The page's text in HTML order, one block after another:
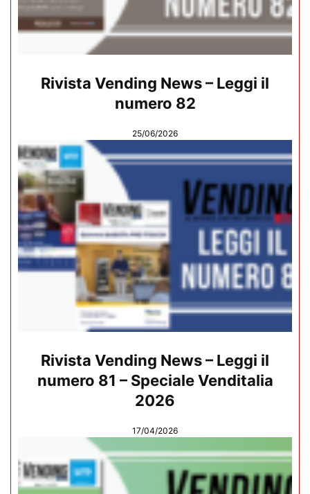
Rivista Vending News – Leggi il
numero 82
25/06/2026
Rivista Vending News – Leggi il
numero 81 – Speciale Venditalia
2026
17/04/2026